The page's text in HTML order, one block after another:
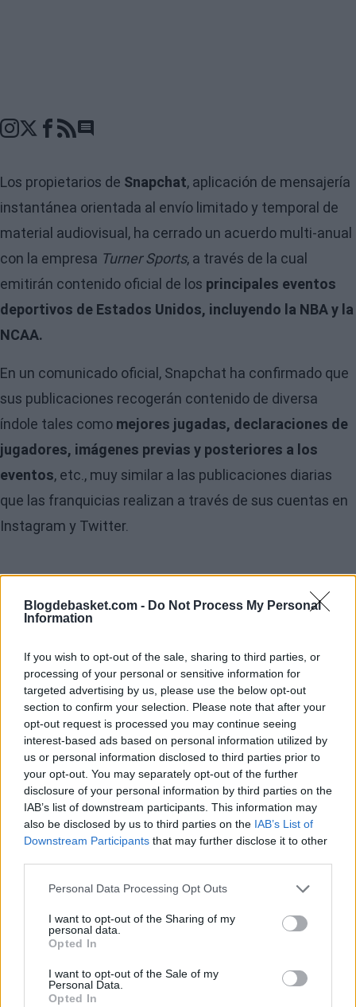
Blogdebasket.com - Do Not Process My Personal
Information
If you wish to opt-out of the sale, sharing to third parties, or
processing of your personal or sensitive information for
targeted advertising by us, please use the below opt-out
section to confirm your selection. Please note that after your
opt-out request is processed you may continue seeing
interest-based ads based on personal information utilized by
us or personal information disclosed to third parties prior to
your opt-out. You may separately opt-out of the further
disclosure of your personal information by third parties on the
IAB’s list of downstream participants. This information may
also be disclosed by us to third parties on the IAB’s List of
Downstream Participants that may further disclose it to other
Personal Data Processing Opt Outs
I want to opt-out of the Sharing of my
personal data.
Opted In
I want to opt-out of the Sale of my
Personal Data.
Opted In
Go to comments seciton
Los propietarios de Snapchat, aplicación de mensajería
instantánea orientada al envío limitado y temporal de
material audiovisual, ha cerrado un acuerdo multi-anual
con la empresa Turner Sports, a través de la cual
emitirán contenido oficial de los principales eventos
deportivos de Estados Unidos, incluyendo la NBA y la
NCAA.
En un comunicado oficial, Snapchat ha confirmado que
sus publicaciones recogerán contenido de diversa
índole tales como mejores jugadas, declaraciones de
jugadores, imágenes previas y posteriores a los
eventos, etc., muy similar a las publicaciones diarias
que las franquicias realizan a través de sus cuentas en
Instagram y Twitter.
Tal y como han confirmado de manera conjuntaTurner
ofreciendo contenido visual delMarch Madness de la
el cual tendrá lugar entre el 15 de marzo y el 4